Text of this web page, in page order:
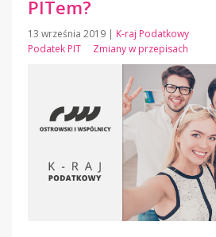
PITem?
13 września 2019 | K-raj Podatkowy
Podatek PIT
Zmiany w przepisach